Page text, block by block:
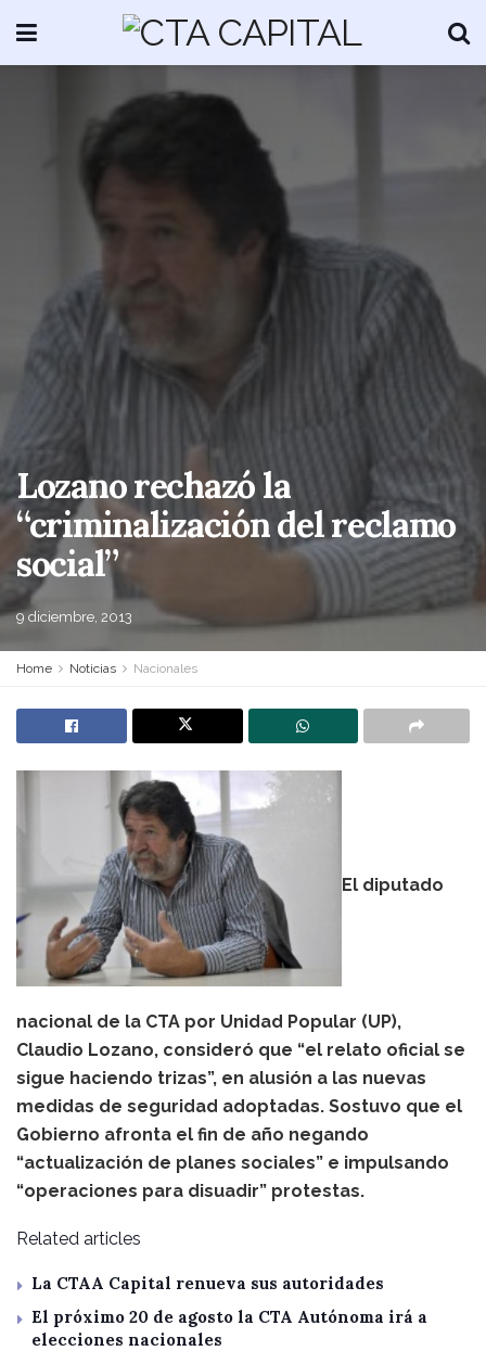
Lozano rechazó la
“criminalización del reclamo
social”
9 diciembre, 2013
Home Noticias Nacionales
El diputado
nacional de la CTA por Unidad Popular (UP),
Claudio Lozano, consideró que “el relato oficial se
sigue haciendo trizas”, en alusión a las nuevas
medidas de seguridad adoptadas. Sostuvo que el
Gobierno afronta el fin de año negando
“actualización de planes sociales” e impulsando
“operaciones para disuadir” protestas.
Related articles
La CTAA Capital renueva sus autoridades
El próximo 20 de agosto la CTA Autónoma irá a
elecciones nacionales